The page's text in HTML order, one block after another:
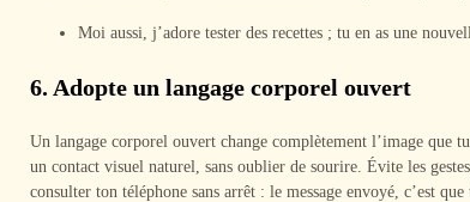
Moi aussi, j’adore tester des recettes ; tu en as une
6. Adopte un langage corporel ouvert
Un langage corporel ouvert change complètement l’image que
un contact visuel naturel, sans oublier de sourire. Évite les
consulter ton téléphone sans arrêt : le message envoyé, c’est que